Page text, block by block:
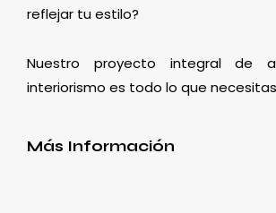
reflejar tu estilo?
Nuestro proyecto integral de
interiorismo es todo lo que
Más Información